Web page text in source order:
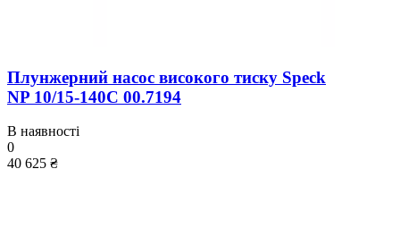
Плунжерний насос високого тиску Speck
NP 10/15-140С 00.7194
В наявності
0
40 625 ₴